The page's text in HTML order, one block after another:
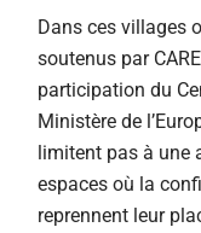
Dans ces villages
soutenus par
participation du
Ministère de
limitent pas à une
espaces où la
reprennent leur